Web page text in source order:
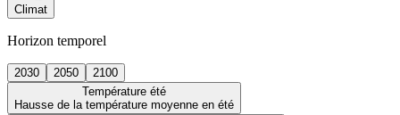
Climat
Horizon temporel
2030 2050
2100
Température été
Hausse de la température moyenne en été